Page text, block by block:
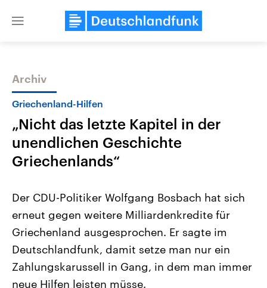
Close
Themen
Aktuelle Beiträge, Analysen und
Hintergründe
Wirtschaftlich und militärisch
gehören die Vereinigten Staaten zu
den mächtigsten Ländern der Erde,
mit großem Einfluss auf das
aktuelle Weltgeschehen.
Aktuelle Lage und
Der Überfall der
Terrororganisation Hamas
Oktober 2023 auf Israel
Region wieder die Gewalt
Israel möchte die Hamas
Archiv
Griechenland-Hilfen
„Nicht das letzte Kapitel in der
unendlichen Geschichte
Griechenlands“
Der CDU-Politiker Wolfgang Bosbach hat sich
erneut gegen weitere Milliardenkredite für
Griechenland ausgesprochen. Er sagte im
Deutschlandfunk, damit setze man nur ein
Zahlungskarussell in Gang, in dem man immer
neue Hilfen leisten müsse.